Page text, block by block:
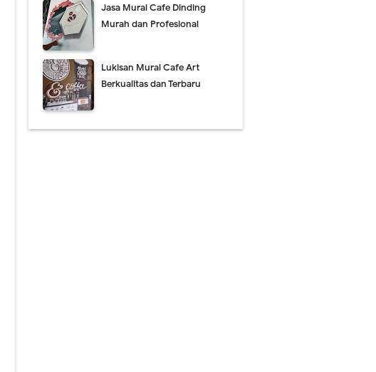
Jasa Mural Cafe Dinding
Murah dan Profesional
Lukisan Mural Cafe Art
Berkualitas dan Terbaru